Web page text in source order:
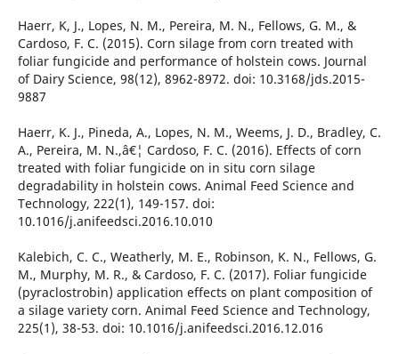
Haerr, K, J., Lopes, N. M., Pereira, M. N., Fellows, G. M., &
Cardoso, F. C. (2015). Corn silage from corn treated with
foliar fungicide and performance of holstein cows. Journal
of Dairy Science, 98(12), 8962-8972. doi: 10.3168/jds.2015-
9887
Haerr, K. J., Pineda, A., Lopes, N. M., Weems, J. D., Bradley, C.
A., Pereira, M. N.,â€¦ Cardoso, F. C. (2016). Effects of corn
treated with foliar fungicide on in situ corn silage
degradability in holstein cows. Animal Feed Science and
Technology, 222(1), 149-157. doi:
10.1016/j.anifeedsci.2016.10.010
Kalebich, C. C., Weatherly, M. E., Robinson, K. N., Fellows, G.
M., Murphy, M. R., & Cardoso, F. C. (2017). Foliar fungicide
(pyraclostrobin) application effects on plant composition of
a silage variety corn. Animal Feed Science and Technology,
225(1), 38-53. doi: 10.1016/j.anifeedsci.2016.12.016